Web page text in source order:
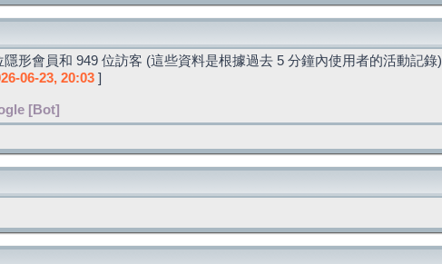
形會員和 949 位訪客 (這些資料是根據過去 5 分鐘內使用者的活動記錄)
06-23, 20:03 ]
[Bot]